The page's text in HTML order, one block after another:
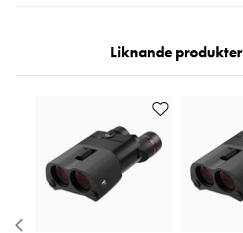
Liknande produkter